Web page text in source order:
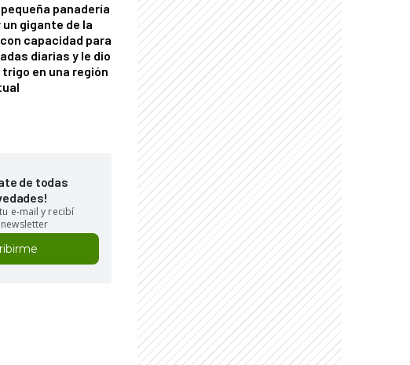
panadería
un gigante de la
capacidad para
diarias y le dio
en una región
de todas
e-mail y recibí